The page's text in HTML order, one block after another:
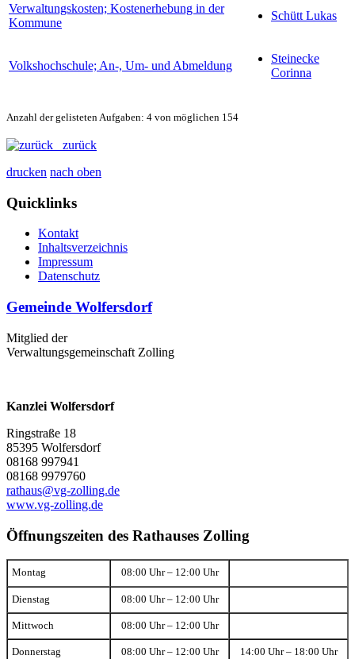
Verwaltungskosten; Kostenerhebung in der
Kommune
Schütt Lukas
Volkshochschule; An-, Um- und Abmeldung
Steinecke
Corinna
Anzahl der gelisteten Aufgaben: 4 von möglichen 154
zurück
drucken nach oben
Quicklinks
Kontakt
Inhaltsverzeichnis
Impressum
Datenschutz
Gemeinde Wolfersdorf
Mitglied der
Verwaltungsgemeinschaft Zolling
Kanzlei Wolfersdorf
Ringstraße 18
85395 Wolfersdorf
08168 997941
08168 9979760
rathaus@vg-zolling.de
www.vg-zolling.de
Öffnungszeiten des Rathauses Zolling
Montag 08:00 Uhr – 12:00 Uhr
Dienstag 08:00 Uhr – 12:00 Uhr
Mittwoch 08:00 Uhr – 12:00 Uhr
Donnerstag 08:00 Uhr – 12:00 Uhr 14:00 Uhr – 18:00 Uhr